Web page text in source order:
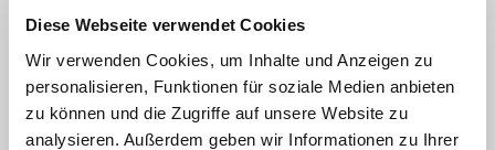
Diese Webseite verwendet Cookies
Wir verwenden Cookies, um Inhalte und Anzeigen zu
personalisieren, Funktionen für soziale Medien anbieten
zu können und die Zugriffe auf unsere Website zu
analysieren. Außerdem geben wir Informationen zu Ihrer
Team
Sprechstunden